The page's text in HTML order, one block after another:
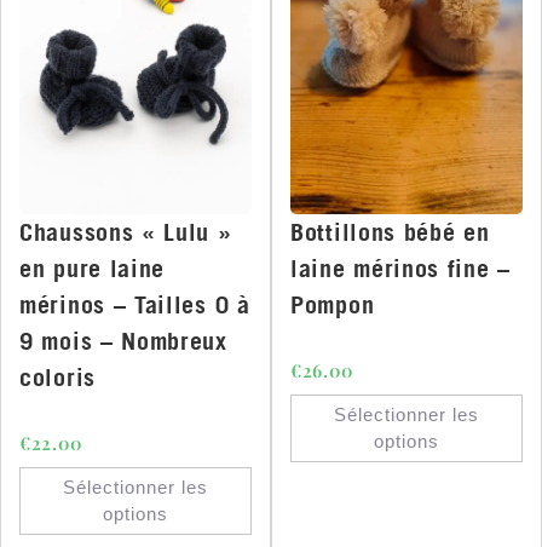
Chaussons « Lulu »
en pure laine
mérinos – Tailles 0 à
9 mois – Nombreux
coloris
€22.00
Sélectionner les
options
Bottillons bébé en
laine mérinos fine –
Pompon
€26.00
Sélectionner les
options